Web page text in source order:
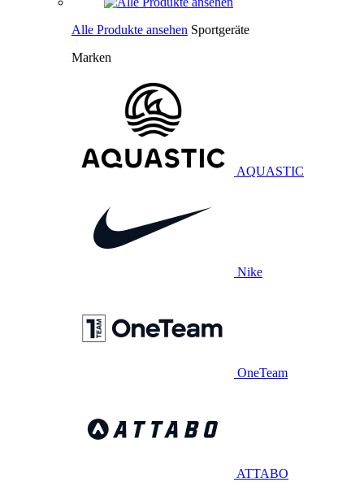
Alle Produkte ansehen Sportgeräte
Marken
AQUASTIC
Nike
OneTeam
ATTABO